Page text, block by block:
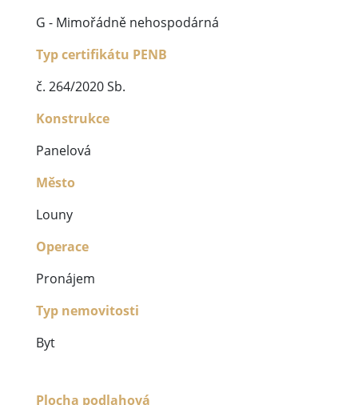
G - Mimořádně nehospodárná
Typ certifikátu PENB
č. 264/2020 Sb.
Konstrukce
Panelová
Město
Louny
Operace
Pronájem
Typ nemovitosti
Byt
Plocha podlahová